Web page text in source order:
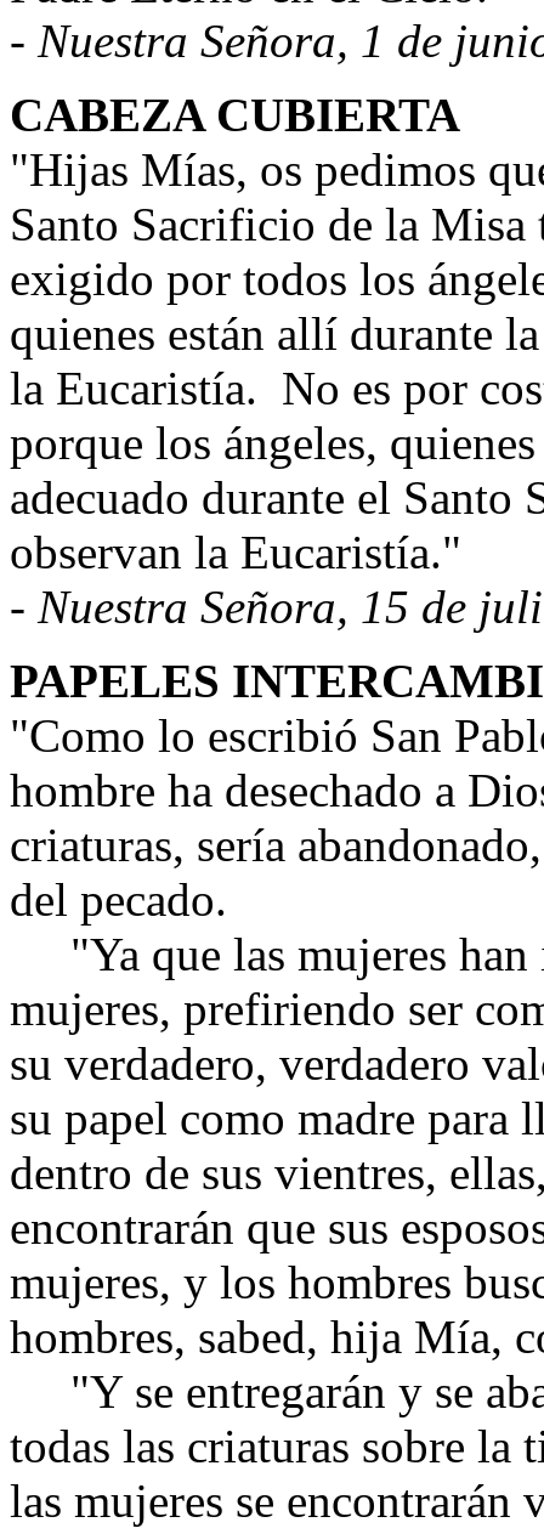
- Nuestra Señora, 1 de
CABEZA CUBIERTA
"Hijas Mías, os pedimos
Santo Sacrificio de la Misa
exigido por todos los
quienes están allí durante
la Eucaristía. No es por
porque los ángeles,
adecuado durante el Santo
observan la Eucaristía."
- Nuestra Señora, 15 de
PAPELES
"Como lo escribió San
hombre ha desechado a
criaturas, sería
del pecado.
"Ya que las mujeres han
mujeres, prefiriendo ser
su verdadero, verdadero
su papel como madre para
dentro de sus vientres,
encontrarán que sus
mujeres, y los hombres
hombres, sabed, hija Mía,
"Y se entregarán y se
todas las criaturas sobre la
las mujeres se